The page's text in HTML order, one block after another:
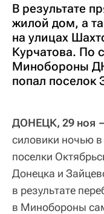
В результате
жилой дом, а
на улицах
Курчатова. По
Минобороны
попал поселок
ДОНЕЦК, 29 ноя
силовики ночью в
поселки
Донецка и
в результате
в Минобороны